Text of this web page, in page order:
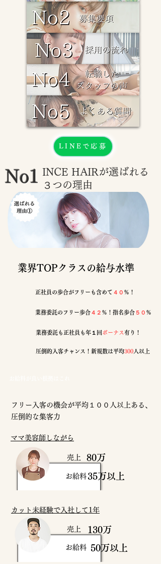
LINEで応募
No1 INCE HAIRが選ばれる
３つの理由
​業界TOPクラスの給与水準
正社員の歩合がフリーも含めて ４０ ％！
業務委託のフリー歩合４２ ％！指名歩合 ５０ ％
業務委託も正社員も年１回ボーナス有り！
圧倒的入客チャンス！新規数は平均300 人以上
フリー入客の機会が平均１００人以上ある、
圧倒的な集客力
ママ美容師しながら
売上
お給料
80万
35万以上
カット未経験で入社して1年
売上 130万
お給料 50万以上